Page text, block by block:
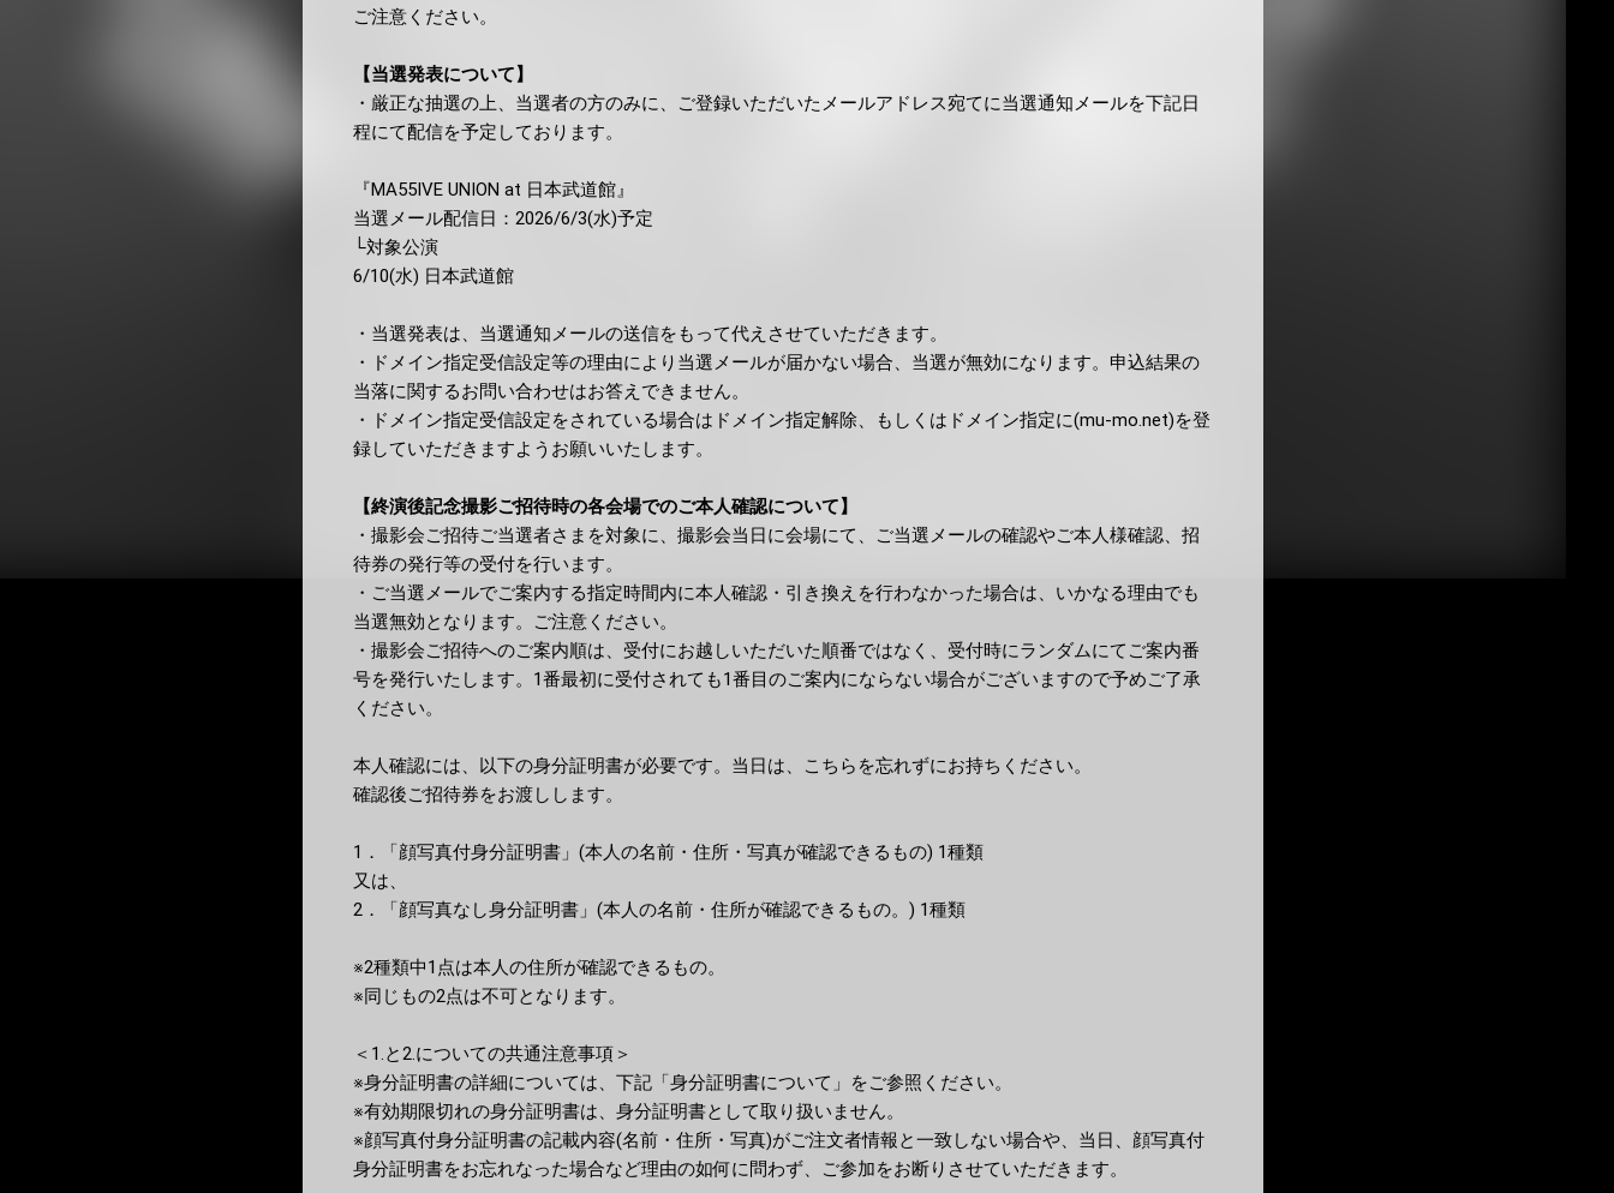
ご注意ください。
【当選発表について】
・厳正な抽選の上、当選者の方のみに、ご登録いただいたメールアドレス宛てに当選通知メールを下記日
程にて配信を予定しております。
『MA55IVE UNION at 日本武道館』
当選メール配信日：2026/6/3(水)予定
└対象公演
6/10(水) 日本武道館
・当選発表は、当選通知メールの送信をもって代えさせていただきます。
・ドメイン指定受信設定等の理由により当選メールが届かない場合、当選が無効になります。申込結果の
当落に関するお問い合わせはお答えできません。
・ドメイン指定受信設定をされている場合はドメイン指定解除、もしくはドメイン指定に(mu-mo.net)を登
録していただきますようお願いいたします。
【終演後記念撮影ご招待時の各会場でのご本人確認について】
・撮影会ご招待ご当選者さまを対象に、撮影会当日に会場にて、ご当選メールの確認やご本人様確認、招
待券の発行等の受付を行います。
・ご当選メールでご案内する指定時間内に本人確認・引き換えを行わなかった場合は、いかなる理由でも
当選無効となります。ご注意ください。
・撮影会ご招待へのご案内順は、受付にお越しいただいた順番ではなく、受付時にランダムにてご案内番
号を発行いたします。1番最初に受付されても1番目のご案内にならない場合がございますので予めご了承
ください。
本人確認には、以下の身分証明書が必要です。当日は、こちらを忘れずにお持ちください。
確認後ご招待券をお渡しします。
1．「顔写真付身分証明書」(本人の名前・住所・写真が確認できるもの) 1種類
又は、
2．「顔写真なし身分証明書」(本人の名前・住所が確認できるもの。) 1種類
※2種類中1点は本人の住所が確認できるもの。
※同じもの2点は不可となります。
＜1.と2.についての共通注意事項＞
※身分証明書の詳細については、下記「身分証明書について」をご参照ください。
※有効期限切れの身分証明書は、身分証明書として取り扱いません。
※顔写真付身分証明書の記載内容(名前・住所・写真)がご注文者情報と一致しない場合や、当日、顔写真付
身分証明書をお忘れなった場合など理由の如何に問わず、ご参加をお断りさせていただきます。